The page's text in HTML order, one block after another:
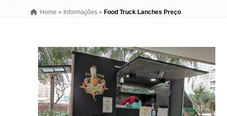
Home » Informações » Food Truck Lanches Preço